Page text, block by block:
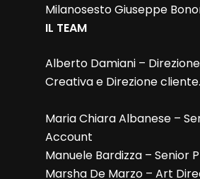
Milanosesto Giuseppe
IL TEAM
Alberto Damiani – Direzione
Creativa e Direzione
Maria Chiara Albanese –
Account
Manuele Bardizza – Senior
Marsha De Marzo – Art